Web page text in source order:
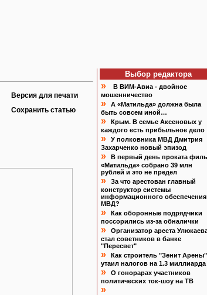
Версия для печати
Сохранить статью
Выбор редактора
»
В ВИМ-Авиа - двойное
мошенничество
»
А «Матильда» должна была
быть совсем иной…
»
Крым. В семье Аксеновых у
каждого есть прибыльное дело
»
У полковника МВД Дмитрия
Захарченко новый эпизод
»
В первый день проката
«Матильда» собрано 39 млн
рублей и это не предел
»
За что арестован главный
конструктор системы
информационного обеспечения
МВД?
»
Как оборонные подрядчики
поссорились из-за обналички
»
Организатор ареста
стал советников в банке
"Пересвет"
»
Как строитель "Зенит Арены"
утаил налогов на 1.3 миллиарда
»
О гонорарах участников
политических ток-шоу на ТВ
»